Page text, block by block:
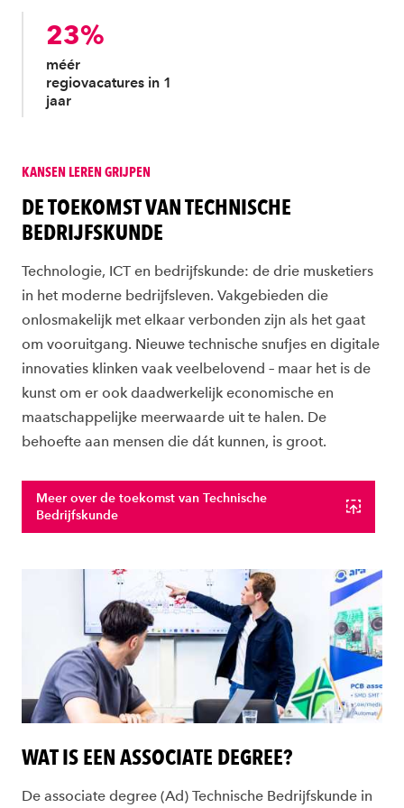
KANSEN LEREN GRIJPEN
:
DE TOEKOMST VAN TECHNISCHE
BEDRIJFSKUNDE
Technologie, ICT en bedrijfskunde: de drie musketiers
in het moderne bedrijfsleven. Vakgebieden die
onlosmakelijk met elkaar verbonden zijn als het gaat
om vooruitgang. Nieuwe technische snufjes en digitale
innovaties klinken vaak veelbelovend – maar het is de
kunst om er ook daadwerkelijk economische en
maatschappelijke meerwaarde uit te halen. De
behoefte aan mensen die dát kunnen, is groot.
Meer over de toekomst van Technische
Bedrijfskunde
23%
méér
regiovacatures in 1
jaar
WAT IS EEN ASSOCIATE DEGREE?
De associate degree (Ad) Technische Bedrijfskunde in